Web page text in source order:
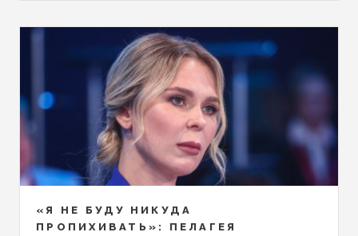
«Я НЕ БУДУ НИКУДА
ПРОПИХИВАТЬ»: ПЕЛАГЕЯ